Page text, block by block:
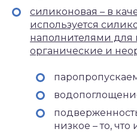
силиконовая – в
используется
наполнителями для
органические и
низкое – то,